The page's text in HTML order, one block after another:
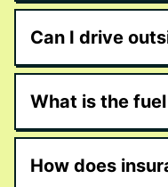
Can I drive
What is the
How does